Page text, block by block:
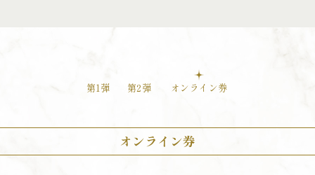
TOP
第1弾 第2弾 オンライン券
オンライン券